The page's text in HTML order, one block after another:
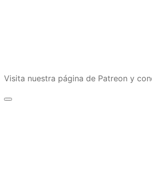
Visita nuestra página de Patreon y